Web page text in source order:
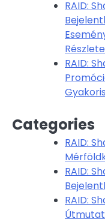
RAID:
RAID:
Categories
RAID:
RAID:
RAID: